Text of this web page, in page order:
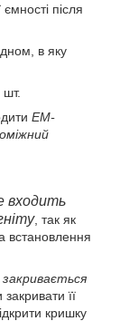
після
в яку
шт.
ЕМ-
входить
, так як
встановлення
закривається
закривати її
кришку